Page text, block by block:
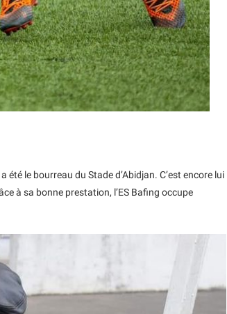
a été le bourreau du Stade d’Abidjan. C’est encore lui
à sa bonne prestation, l’ES Bafing occupe